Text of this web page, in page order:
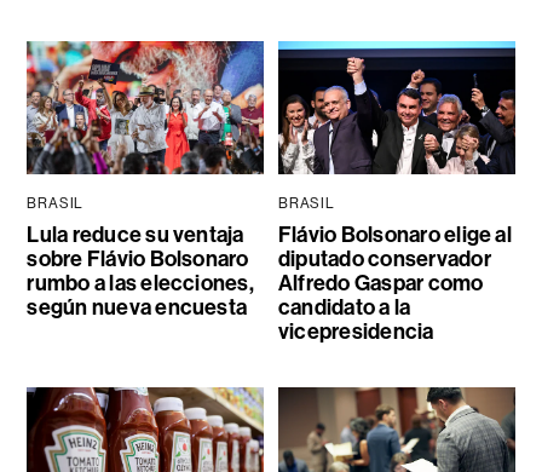
BRASIL
Lula reduce su ventaja
sobre Flávio Bolsonaro
rumbo a las elecciones,
según nueva encuesta
BRASIL
Flávio Bolsonaro elige al
diputado conservador
Alfredo Gaspar como
candidato a la
vicepresidencia